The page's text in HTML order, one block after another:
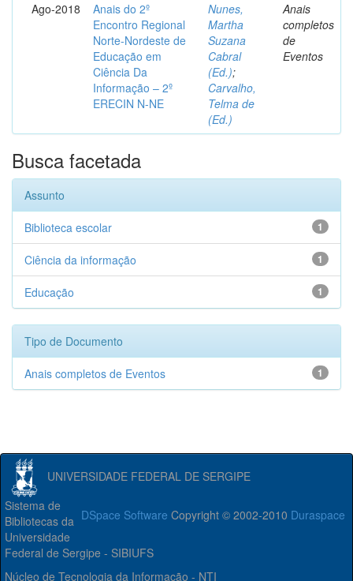
Ago-2018
Anais do 2º
Encontro Regional
Norte-Nordeste de
Educação em
Ciência Da
Informação – 2º
ERECIN N-NE
Nunes,
Martha
Suzana
Cabral
(Ed.);
Carvalho,
Telma de
(Ed.)
Anais
completos
de
Eventos
Busca facetada
Assunto
1
Biblioteca escolar
1
Ciência da informação
1
Educação
Tipo de Documento
1
Anais completos de Eventos
UNIVERSIDADE FEDERAL DE SERGIPE
DSpace Software Copyright © 2002-2010 Duraspace
Sistema de
Bibliotecas da
Universidade
Federal de Sergipe - SIBIUFS
Núcleo de Tecnologia da Informação - NTI